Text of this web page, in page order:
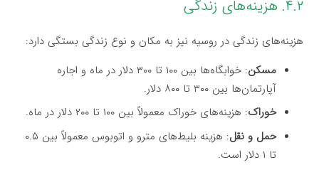
۴.۲. هزینه‌های زندگی
هزینه‌های زندگی در روسیه نیز به مکان و نوع زندگی بستگی دارد:
مسکن
: خوابگاه‌ها بین ۱۰۰ تا ۳۰۰ دلار در ماه و اجاره
آپارتمان‌ها بین ۳۰۰ تا ۸۰۰ دلار.
خوراک: هزینه‌های خوراک معمولاً بین ۱۰۰ تا ۲۰۰ دلار در ماه.
حمل و نقل
: هزینه بلیط‌های مترو و اتوبوس معمولاً بین ۰.۵
تا ۱ دلار است.